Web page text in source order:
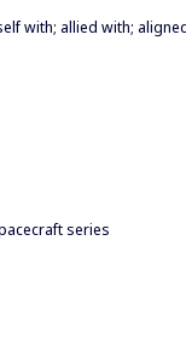
with; allied with;
series